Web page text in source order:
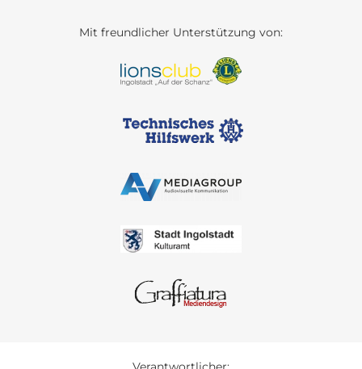
Mit freundlicher Unterstützung von: